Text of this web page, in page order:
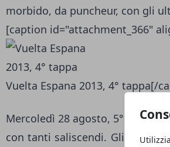
morbido, da puncheur, con gli
[caption id="attachment_366"
Vuelta Espana 2013, 4° tappa[/
Mercoledì 28 agosto, 5° tappa
con tanti saliscendi. Gli ultimi